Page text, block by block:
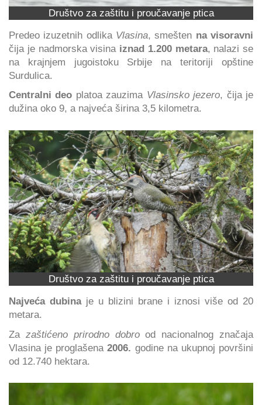
Društvo za zaštitu i proučavanje ptica
Predeo izuzetnih odlika Vlasina, smešten na visoravni
čija je nadmorska visina iznad 1.200 metara, nalazi se
na krajnjem jugoistoku Srbije na teritoriji opštine
Surdulica.
Centralni deo platoa zauzima Vlasinsko jezero, čija je
dužina oko 9, a najveća širina 3,5 kilometra.
Društvo za zaštitu i proučavanje ptica
Najveća dubina je u blizini brane i iznosi više od 20
metara.
Za zaštićeno prirodno dobrood nacionalnog značaja
Vlasina je proglašena 2006. godine na ukupnoj površini
od 12.740 hektara.